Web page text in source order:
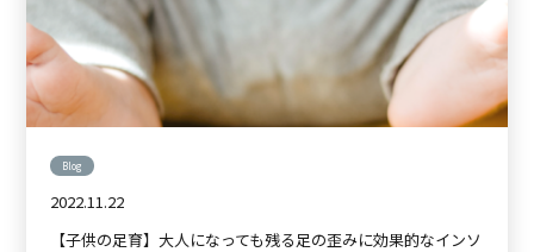
Blog
2022.11.22
【子供の足育】大人になっても残る足の歪みに効果的なインソ